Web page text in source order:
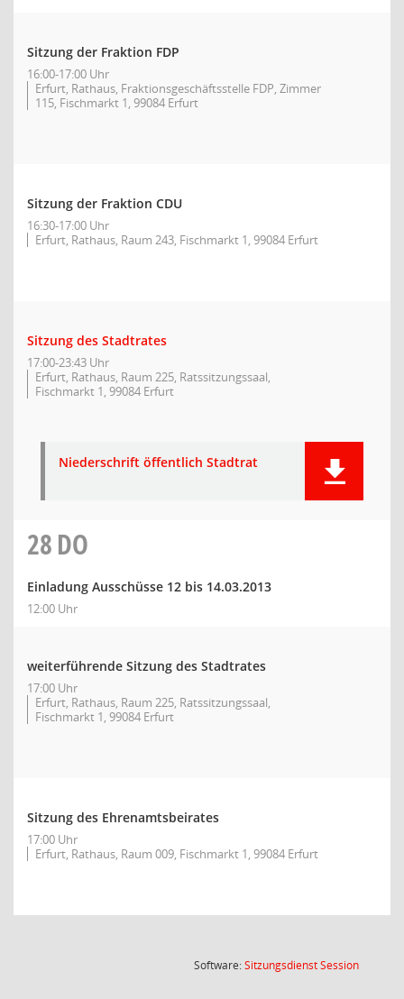
Sitzung der Fraktion FDP
16:00-17:00 Uhr
Erfurt, Rathaus, Fraktionsgeschäftsstelle FDP, Zimmer
115, Fischmarkt 1, 99084 Erfurt
Sitzung der Fraktion CDU
16:30-17:00 Uhr
Erfurt, Rathaus, Raum 243, Fischmarkt 1, 99084 Erfurt
Sitzung des Stadtrates
17:00-23:43 Uhr
Erfurt, Rathaus, Raum 225, Ratssitzungssaal,
Fischmarkt 1, 99084 Erfurt
Niederschrift öffentlich Stadtrat
28DO
Einladung Ausschüsse 12 bis 14.03.2013
12:00 Uhr
weiterführende Sitzung des Stadtrates
17:00 Uhr
Erfurt, Rathaus, Raum 225, Ratssitzungssaal,
Fischmarkt 1, 99084 Erfurt
Sitzung des Ehrenamtsbeirates
17:00 Uhr
Erfurt, Rathaus, Raum 009, Fischmarkt 1, 99084 Erfurt
Software:SitzungsdienstSession(Wird in